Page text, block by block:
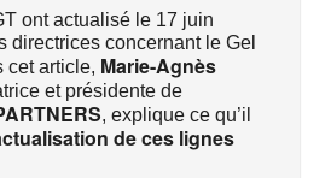
ont actualisé le 17 juin
directrices concernant le Gel
cet article, Marie-Agnès
et présidente de
, explique ce qu’il
de ces lignes